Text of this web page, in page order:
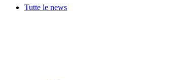
Tutte le news